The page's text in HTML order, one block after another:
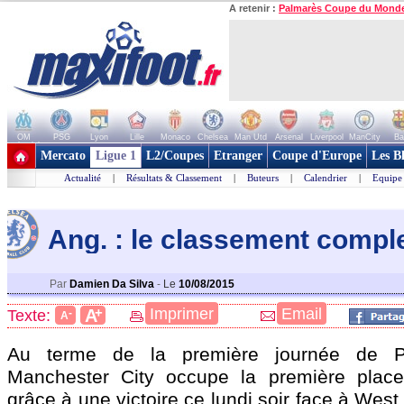
A retenir : Palmarès Coupe du
OM PSG Lyon Lille Monaco Chelsea Man Utd Arsenal Liverpool ManCity
+ de clubs
Mercato Ligue 1 L2/Coupes Etranger Coupe d'Europe Les
Actualité | Résultats & Classement | Buteurs | Calendrier | Equipe
Ang. : le classement
Par Damien Da Silva - Le 10/08/2015
Texte: A- A+ Imprimer Email
Au terme de la première journée de
Manchester City occupe la première
grâce à une victoire ce lundi soir face à